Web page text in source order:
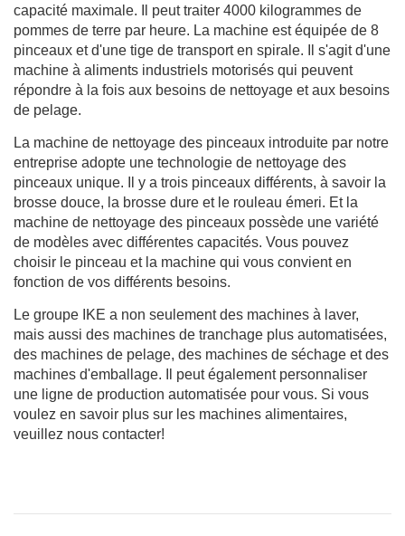
capacité maximale. Il peut traiter 4000 kilogrammes de
pommes de terre par heure. La machine est équipée de 8
pinceaux et d'une tige de transport en spirale. Il s'agit d'une
machine à aliments industriels motorisés qui peuvent
répondre à la fois aux besoins de nettoyage et aux besoins
de pelage.
La machine de nettoyage des pinceaux introduite par notre
entreprise adopte une technologie de nettoyage des
pinceaux unique. Il y a trois pinceaux différents, à savoir la
brosse douce, la brosse dure et le rouleau émeri. Et la
machine de nettoyage des pinceaux possède une variété
de modèles avec différentes capacités. Vous pouvez
choisir le pinceau et la machine qui vous convient en
fonction de vos différents besoins.
Le groupe IKE a non seulement des machines à laver,
mais aussi des machines de tranchage plus automatisées,
des machines de pelage, des machines de séchage et des
machines d'emballage. Il peut également personnaliser
une ligne de production automatisée pour vous. Si vous
voulez en savoir plus sur les machines alimentaires,
veuillez nous contacter!